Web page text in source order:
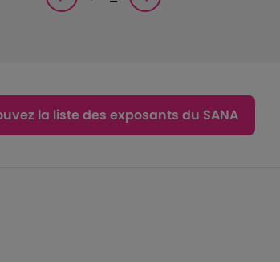
Page précédentePage suivante<
la liste des exposants du SANA